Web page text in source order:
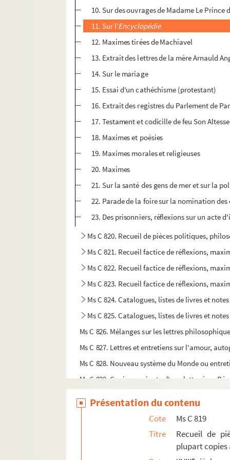
10. Sur des ouvrages de Madame Le Prince
11. Sur l'Encyclopédie
12. Maximes tirées de Machiavel
13. Extrait des lettres de la mère Arnauld
14. Sur le mariage
15. Essai d'un cathéchisme (protestant)
16. Extrait des registres du Parlement de
17. Testament et codicille de feu Son
18. Maximes et poésies
19. Maximes morales et religieuses
20. Maximes
21. Sur la santé des gens de mer et sur la
22. Parade de la foire sur la nomination
23. Des prisonniers, réflexions sur un acte
Ms C 820. Recueil de pièces politiques,
Ms C 821. Recueil factice de réflexions,
Ms C 822. Recueil factice de réflexions,
Ms C 823. Recueil factice de réflexions,
Ms C 824. Catalogues, listes de livres et
Ms C 825. Catalogues, listes de livres et
Ms C 826. Mélanges sur les lettres
Ms C 827. Lettres et entretiens sur l'amour,
Ms C 828. Nouveau système du Monde ou
Ms C 829. Copie ou minute d'une lettre à un
Ms C 831. Engagement suivant lequel
Ms C 833. Ouvrage sur l'histoire, les moeurs
Présentation du contenu
Cote
Ms C 819
Titre
Recueil de
plupart